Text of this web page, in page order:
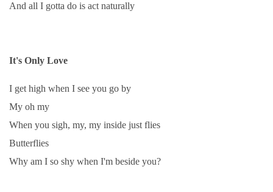
And all I gotta do is act naturally
It's Only Love
I get high when I see you go by
My oh my
When you sigh, my, my inside just flies
Butterflies
Why am I so shy when I'm beside you?